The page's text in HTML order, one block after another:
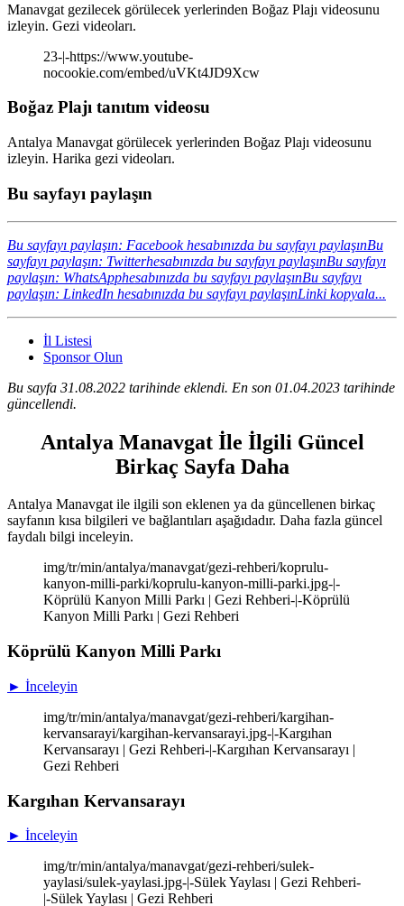
Manavgat gezilecek görülecek yerlerinden Boğaz Plajı videosunu
izleyin. Gezi videoları.
23-|-https://www.youtube-
nocookie.com/embed/uVKt4JD9Xcw
Boğaz Plajı tanıtım videosu
Antalya Manavgat görülecek yerlerinden Boğaz Plajı videosunu
izleyin. Harika gezi videoları.
Bu sayfayı paylaşın
Bu sayfayı paylaşın: Facebook hesabınızda bu sayfayı paylaşınBu
sayfayı paylaşın: Twitterhesabınızda bu sayfayı paylaşınBu sayfayı
paylaşın: WhatsApphesabınızda bu sayfayı paylaşınBu sayfayı
paylaşın: LinkedIn hesabınızda bu sayfayı paylaşınLinki kopyala...
İl Listesi
Sponsor Olun
Bu sayfa 31.08.2022 tarihinde eklendi. En son 01.04.2023 tarihinde
güncellendi.
Antalya Manavgat İle İlgili Güncel
Birkaç Sayfa Daha
Antalya Manavgat ile ilgili son eklenen ya da güncellenen birkaç
sayfanın kısa bilgileri ve bağlantıları aşağıdadır. Daha fazla güncel
faydalı bilgi inceleyin.
img/tr/min/antalya/manavgat/gezi-rehberi/koprulu-
kanyon-milli-parki/koprulu-kanyon-milli-parki.jpg-|-
Köprülü Kanyon Milli Parkı | Gezi Rehberi-|-Köprülü
Kanyon Milli Parkı | Gezi Rehberi
Köprülü Kanyon Milli Parkı
► İnceleyin
img/tr/min/antalya/manavgat/gezi-rehberi/kargihan-
kervansarayi/kargihan-kervansarayi.jpg-|-Kargıhan
Kervansarayı | Gezi Rehberi-|-Kargıhan Kervansarayı |
Gezi Rehberi
Kargıhan Kervansarayı
► İnceleyin
img/tr/min/antalya/manavgat/gezi-rehberi/sulek-
yaylasi/sulek-yaylasi.jpg-|-Sülek Yaylası | Gezi Rehberi-
|-Sülek Yaylası | Gezi Rehberi